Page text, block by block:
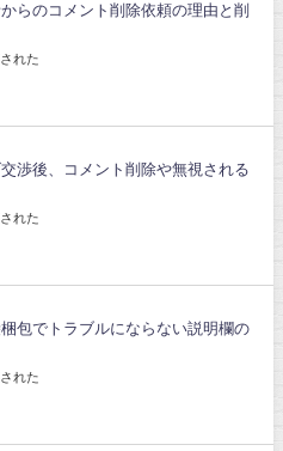
らのコメント削除依頼の理由と削
れた
渉後、コメント削除や無視される
れた
包でトラブルにならない説明欄の
れた